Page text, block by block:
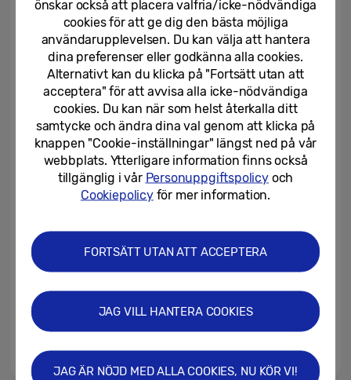
Samsung presenterar sin vision
för AI-driven vård på VivaTech
2026
29/05/2026
Samsung och Google ger en
första inblick i sina nya smarta
glasögon
20/05/2026
Galaxy A57 5G och Galaxy A37
14/04/2026
Première-serien med ny design
önskar också att placera valfria/icke-nödvändiga
cookies för att ge dig den bästa möjliga
användarupplevelsen. Du kan välja att hantera
dina preferenser eller godkänna alla cookies.
Alternativt kan du klicka på "Fortsätt utan att
acceptera" för att avvisa alla icke-nödvändiga
cookies. Du kan när som helst återkalla ditt
samtycke och ändra dina val genom att klicka på
knappen "Cookie-inställningar" längst ned på vår
webbplats. Ytterligare information finns också
tillgänglig i vår Personuppgiftspolicyoch
Cookiepolicyför mer information.
FORTSÄTT UTAN ATT ACCEPTERA
JAG VILL HANTERA COOKIES
JAG ÄR NÖJD MED ALLA COOKIES, NU KÖR VI!